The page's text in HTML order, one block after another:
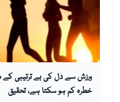
ورزش سے دل کی بے ترتیبی
خطرہ کم ہو سکتا ہے، تحقیق